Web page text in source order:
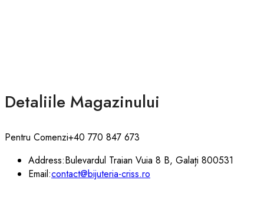
Detaliile Magazinului
Pentru Comenzi+40 770 847 673
Address:Bulevardul Traian Vuia 8 B, Galați 800531
Email:contact@bijuteria-criss.ro